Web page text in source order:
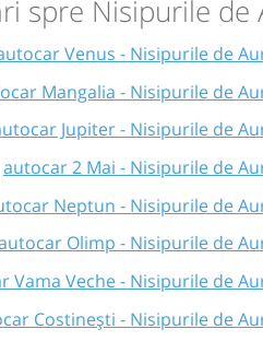
spre Nisipurile de
Venus - Nisipurile de
Mangalia - Nisipurile de
Jupiter - Nisipurile de
autocar 2 Mai - Nisipurile de
Neptun - Nisipurile de
Olimp - Nisipurile de
Vama Veche - Nisipurile de
Costinești - Nisipurile de